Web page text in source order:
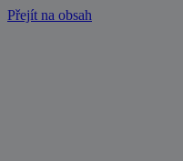
Přejít na obsah